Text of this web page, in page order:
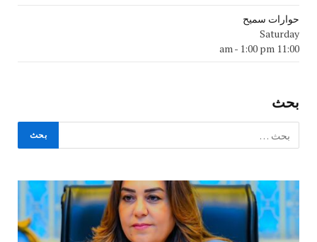
حوارات سميح
Saturday
11:00 am
- 1:00 pm
بحث